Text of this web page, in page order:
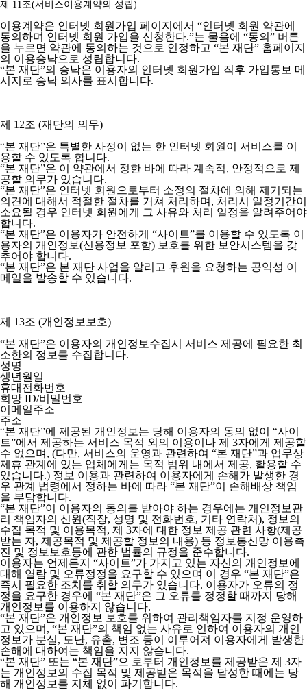
제 11조(서비스이용계약의 성립)
이용계약은 인터넷 회원가입 페이지에서 “인터넷 회원 약관에
동의하며 인터넷 회원 가입을 신청한다.”는 물음에 “동의” 버튼
을 누르면 약관에 동의하는 것으로 인정하고 “본 재단” 홈페이지
의 이용승낙으로 성립합니다.
“본 재단”의 승낙은 이용자의 인터넷 회원가입 직후 가입통보 메
시지로 승낙 의사를 표시합니다.
제 12조 (재단의 의무)
“본 재단”은 특별한 사정이 없는 한 인터넷 회원이 서비스를 이
용할 수 있도록 합니다.
“본 재단”은 이 약관에서 정한 바에 따라 계속적, 안정적으로 제
공할 의무가 있습니다.
“본 재단”은 인터넷 회원으로부터 소정의 절차에 의해 제기되는
의견에 대해서 적절한 절차를 거쳐 처리하며, 처리시 일정기간이
소요될 경우 인터넷 회원에게 그 사유와 처리 일정을 알려주어야
합니다.
“본 재단”은 이용자가 안전하게 “사이트”를 이용할 수 있도록 이
용자의 개인정보(신용정보 포함) 보호를 위한 보안시스템을 갖
추어야 합니다.
“본 재단”은 본 재단 사업을 알리고 후원을 요청하는 공익성 이
메일을 발송할 수 있습니다.
제 13조 (개인정보보호)
“본 재단”은 이용자의 개인정보수집시 서비스 제공에 필요한 최
소한의 정보를 수집합니다.
성명
생년월일
휴대전화번호
희망 ID/비밀번호
이메일주소
주소
“본 재단”에 제공된 개인정보는 당해 이용자의 동의 없이 “사이
트”에서 제공하는 서비스 목적 외의 이용이나 제 3자에게 제공할
수 없으며, (다만, 서비스의 운영과 관련하여 “본 재단”과 업무상
제휴 관계에 있는 업체에게는 목적 범위 내에서 제공, 활용할 수
있습니다.) 정보 이용과 관련하여 이용자에게 손해가 발생한 경
우 관계 법령에서 정하는 바에 따라 “본 재단”이 손해배상 책임
을 부담합니다.
“본 재단”이 이용자의 동의를 받아야 하는 경우에는 개인정보관
리 책임자의 신원(직장, 성명 및 전화번호, 기타 연락처), 정보의
수집 목적 및 이용목적, 제 3자에 대한 정보 제공 관련 사항(제공
받는 자, 제공목적 및 제공할 정보의 내용) 등 정보통신망 이용촉
진 및 정보보호등에 관한 법률의 규정을 준수합니다.
이용자는 언제든지 “사이트”가 가지고 있는 자신의 개인정보에
대해 열람 및 오류정정을 요구할 수 있으며 이 경우 “본 재단”은
즉시 필요한 조치를 취할 의무가 있습니다. 이용자가 오류의 정
정을 요구한 경우에 “본 재단”은 그 오류를 정정할 때까지 당해
개인정보를 이용하지 않습니다.
“본 재단”은 개인정보 보호를 위하여 관리책임자를 지정 운영하
고 있으며, “본 재단”의 책임 없는 사유로 인하여 이용자의 개인
정보가 분실, 도난, 유출, 변조 등이 이루어져 이용자에게 발생한
손해에 대하여는 책임을 지지 않습니다.
“본 재단” 또는 “본 재단”으 로부터 개인정보를 제공받은 제 3자
는 개인정보의 수집 목적 및 제공받은 목적을 달성한 때에는 당
해 개인정보를 지체 없이 파기합니다.